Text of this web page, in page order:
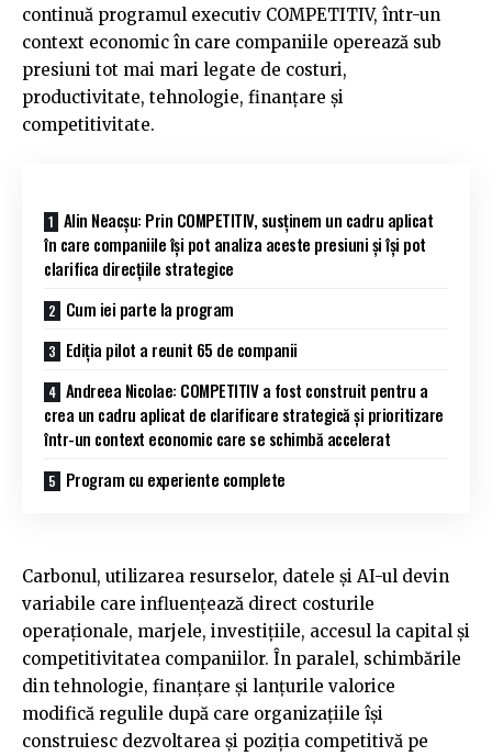
continuă programul executiv COMPETITIV, într-un
context economic în care companiile operează sub
presiuni tot mai mari legate de costuri,
productivitate, tehnologie, finanțare și
competitivitate.
Alin Neacșu: Prin COMPETITIV, susținem un cadru aplicat
în care companiile își pot analiza aceste presiuni și își pot
clarifica direcțiile strategice
Cum iei parte la program
Ediția pilot a reunit 65 de companii
Andreea Nicolae: COMPETITIV a fost construit pentru a
crea un cadru aplicat de clarificare strategică și prioritizare
într-un context economic care se schimbă accelerat
Program cu experiente complete
Carbonul, utilizarea resurselor, datele și AI-ul devin
variabile care influențează direct costurile
operaționale, marjele, investițiile, accesul la capital și
competitivitatea companiilor. În paralel, schimbările
din tehnologie, finanțare și lanțurile valorice
modifică regulile după care organizațiile își
construiesc dezvoltarea și poziția competitivă pe